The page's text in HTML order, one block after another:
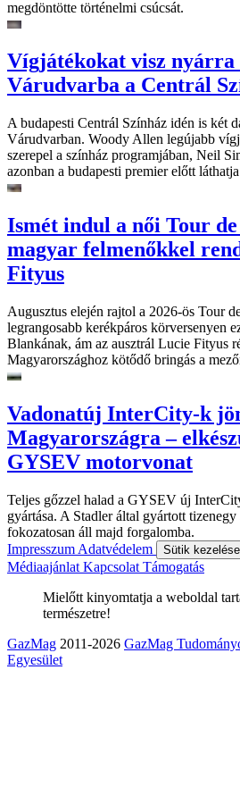
megdöntötte történelmi csúcsát.
Vígjátékokat visz nyárra
Várudvarba a Centrál
A budapesti Centrál Színház idén is két
Várudvarban. Woody Allen legújabb
szerepel a színház programjában, Neil
azonban a budapesti premier előtt
Ismét indul a női Tour
magyar felmenőkkel
Fityus
Augusztus elején rajtol a 2026-ös Tour
legrangosabb kerékpáros körversenyen
Blankának, ám az ausztrál Lucie Fityus
Magyarországhoz kötődő bringás a
Vadonatúj InterCity-k
Magyarországra –
GYSEV motorvonat
Teljes gőzzel halad a GYSEV új
gyártása. A Stadler által gyártott
fokozatosan áll majd forgalomba.
Impresszum Adatvédelem Sütik kezelése
Médiaajánlat Kapcsolat Támogatás
Mielőtt kinyomtatja a weboldal
természetre!
GazMag 2011-2026 GazMag
Egyesület